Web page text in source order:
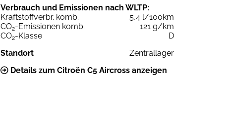
Verbrauch und Emissionen nach WLTP:
Kraftstoffverbr. komb.
5,4 l/100km
CO2-Emissionen komb.
121 g/km
CO2-Klasse
D
Standort
Zentrallager
Details zum Citroën C5 Aircross anzeigen